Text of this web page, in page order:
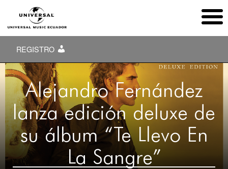
REGISTRO
Alejandro Fernández
lanza edición deluxe de
su álbum “Te Llevo En
La Sangre”